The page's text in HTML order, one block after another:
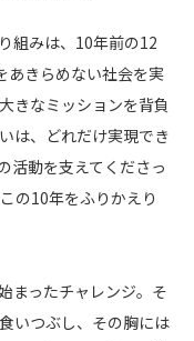
組みは、10年前の12
あきらめない社会を実
きなミッションを背負
は、どれだけ実現でき
活動を支えてくださっ
の10年をふりかえり
まったチャレンジ。そ
いつぶし、その胸には